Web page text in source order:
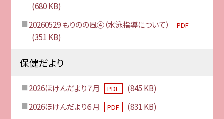
(680 KB)
20260529 もりのの風④（水泳指導について）
PDF
(351 KB)
保健だより
2026ほけんだより７月 PDF
(845 KB)
2026ほけんだより６月
PDF (831 KB)